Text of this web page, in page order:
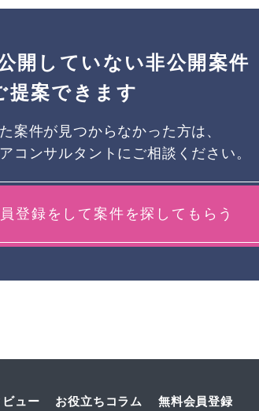
開していない非公開案件
提案できます
案件が見つからなかった方は、
コンサルタントにご相談ください。
登録をして案件を探してもらう
ュー お役立ちコラム 無料会員登録